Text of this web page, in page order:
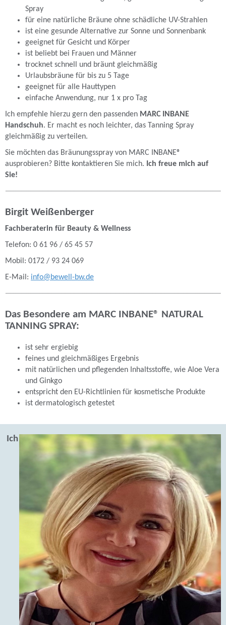
Spray
für eine natürliche Bräune ohne schädliche UV-Strahlen
ist eine gesunde Alternative zur Sonne und Sonnenbank
geeignet für Gesicht und Körper
ist beliebt bei Frauen und Männer
trocknet schnell und bräunt gleichmäßig
Urlaubsbräune für bis zu 5 Tage
geeignet für alle Hauttypen
einfache Anwendung, nur 1 x pro Tag
Ich empfehle hierzu gern den passenden MARC INBANE
Handschuh. Er macht es noch leichter, das Tanning Spray
gleichmäßig zu verteilen.
Sie möchten das Bräunungsspray von MARC INBANE®
ausprobieren? Bitte kontaktieren Sie mich. Ich freue mich auf
Sie!
Birgit Weißenberger
Fachberaterin für Beauty & Wellness
Telefon: 0 61 96 / 65 45 57
Mobil: 0172 / 93 24 069
E-Mail: info@bewell-bw.de
Das Besondere am MARC INBANE® NATURAL
TANNING SPRAY:
ist sehr ergiebig
feines und gleichmäßiges Ergebnis
mit natürlichen und pflegenden Inhaltsstoffe, wie Aloe Vera
und Ginkgo
entspricht den EU-Richtlinien für kosmetische Produkte
ist dermatologisch getestet
Ich